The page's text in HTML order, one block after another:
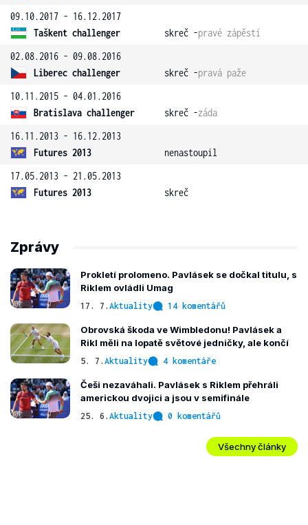
09.10.2017 - 16.12.2017
Taškent challenger
skreč -pravé zápěstí
02.08.2016 - 09.08.2016
Liberec challenger
skreč -pravá paže
10.11.2015 - 04.01.2016
Bratislava challenger
skreč -záda
16.11.2013 - 16.12.2013
Futures 2013
nenastoupil
17.05.2013 - 21.05.2013
Futures 2013
skreč
Zprávy
Prokletí prolomeno. Pavlásek se dočkal titulu, s
Riklem ovládli Umag
17. 7. Aktuality 14 komentářů
Obrovská škoda ve Wimbledonu! Pavlásek a
Rikl měli na lopatě světové jedničky, ale končí
5. 7. Aktuality 4 komentáře
Češi nezaváhali. Pavlásek s Riklem přehráli
americkou dvojici a jsou v semifinále
25. 6. Aktuality 0 komentářů
Všechny články